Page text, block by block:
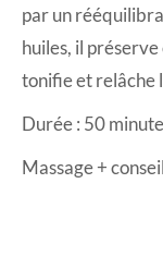
par un
huiles, il
tonifie et relâche
Durée : 50
Massage +